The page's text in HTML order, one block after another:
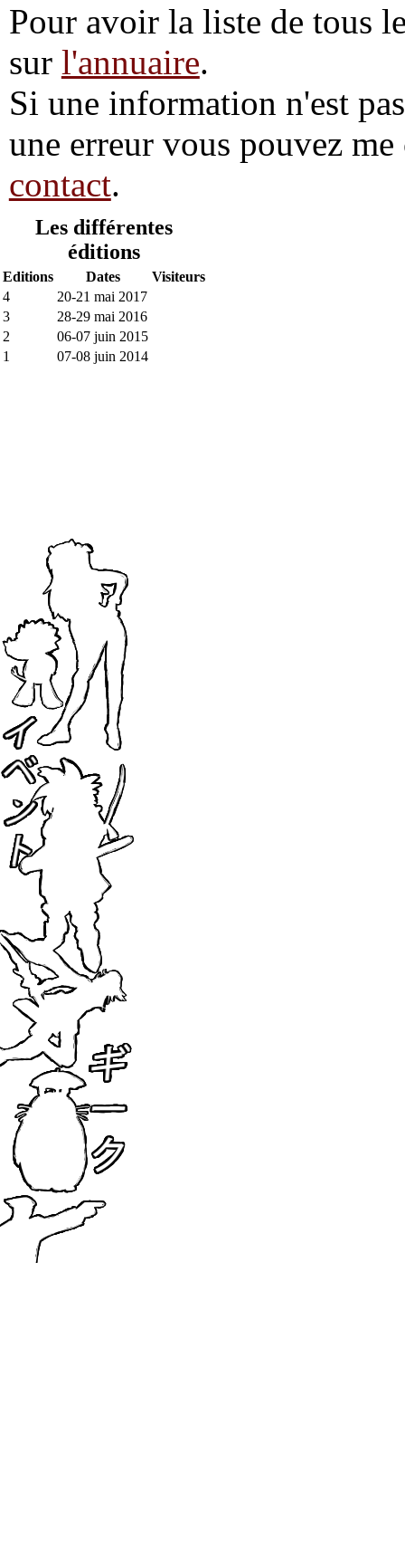
Pour avoir la liste de tous
sur l'annuaire.
Si une information n'est
une erreur vous pouvez
contact.
Les différentes
éditions
Editions Dates
Visiteurs
4
20-21 mai 2017
3
28-29 mai 2016
2
06-07 juin 2015
1
07-08 juin 2014